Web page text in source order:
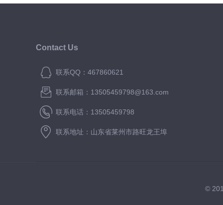
Contact Us
联系QQ：467860621
联系邮箱：13505459798@163.com
联系电话：13505459798
联系地址：山东省莱州市路旺龙王埠
©